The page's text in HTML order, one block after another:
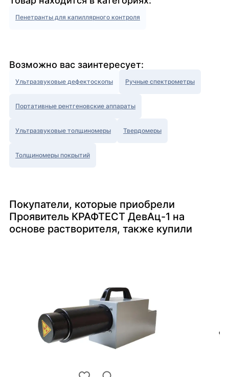
Пенетранты для капиллярного контроля
Возможно вас заинтересует:
Ультразвуковые дефектоскопы Ручные спектрометры
Портативные рентгеновские аппараты
Ультразвуковые толщиномеры Твердомеры
Толщиномеры покрытий
Покупатели, которые приобрели
Проявитель КРАФТЕСТ ДевАц-1 на
основе растворителя, также купили